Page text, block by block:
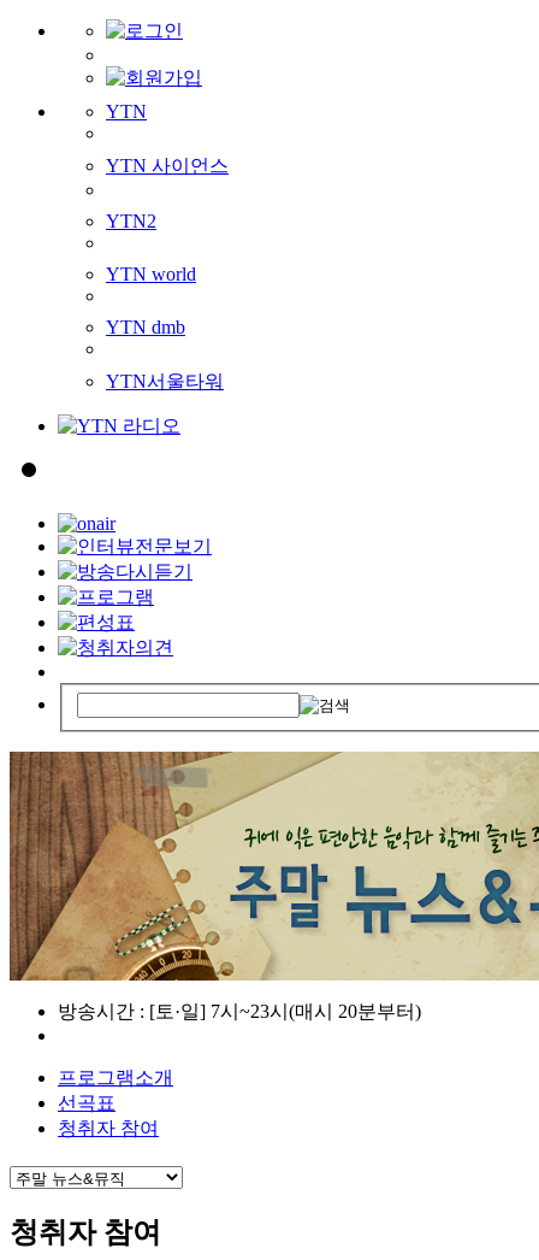
YTN
YTN 사이언스
YTN2
YTN world
YTN dmb
YTN서울타워
방송시간 : [토·일] 7시~23시(매시 20분부터)
프로그램소개
선곡표
청취자 참여
청취자 참여